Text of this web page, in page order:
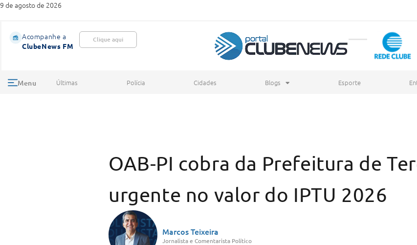
9 de agosto de 2026
Acompanhe a
ClubeNews FM
Clique aqui
Menu Últimas Polícia Cidades Blogs Esporte
OAB-PI cobra da Prefeitura de
urgente no valor do IPTU 2026
Marcos Teixeira
Jornalista e Comentarista Político